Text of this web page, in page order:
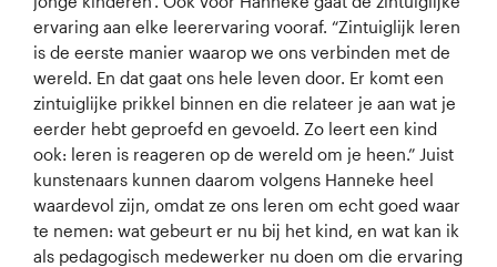
ervaring aan elke leerervaring vooraf. “Zintuiglijk leren
is de eerste manier waarop we ons verbinden met de
wereld. En dat gaat ons hele leven door. Er komt een
zintuiglijke prikkel binnen en die relateer je aan wat je
eerder hebt geproefd en gevoeld. Zo leert een kind
ook: leren is reageren op de wereld om je heen.” Juist
kunstenaars kunnen daarom volgens Hanneke heel
waardevol zijn, omdat ze ons leren om echt goed waar
te nemen: wat gebeurt er nu bij het kind, en wat kan ik
als pedagogisch medewerker nu doen om die ervaring